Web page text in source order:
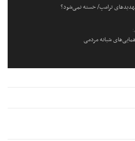
ترامپ/ خسته نمی‌شود؟
شبانه مردمی